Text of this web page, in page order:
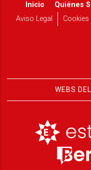
Inicio Quiénes
Aviso Legal
Cookies
WEBS